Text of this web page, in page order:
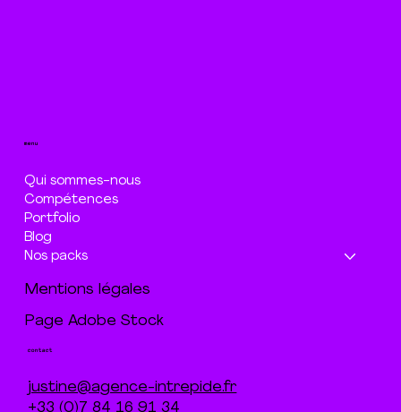
menu
Qui sommes-nous
Compétences
Portfolio
Blog
Nos packs
Mentions légales
Page Adobe Stock
contact
justine@agence-intrepide.fr
+33 (0)7 84 16 91 34